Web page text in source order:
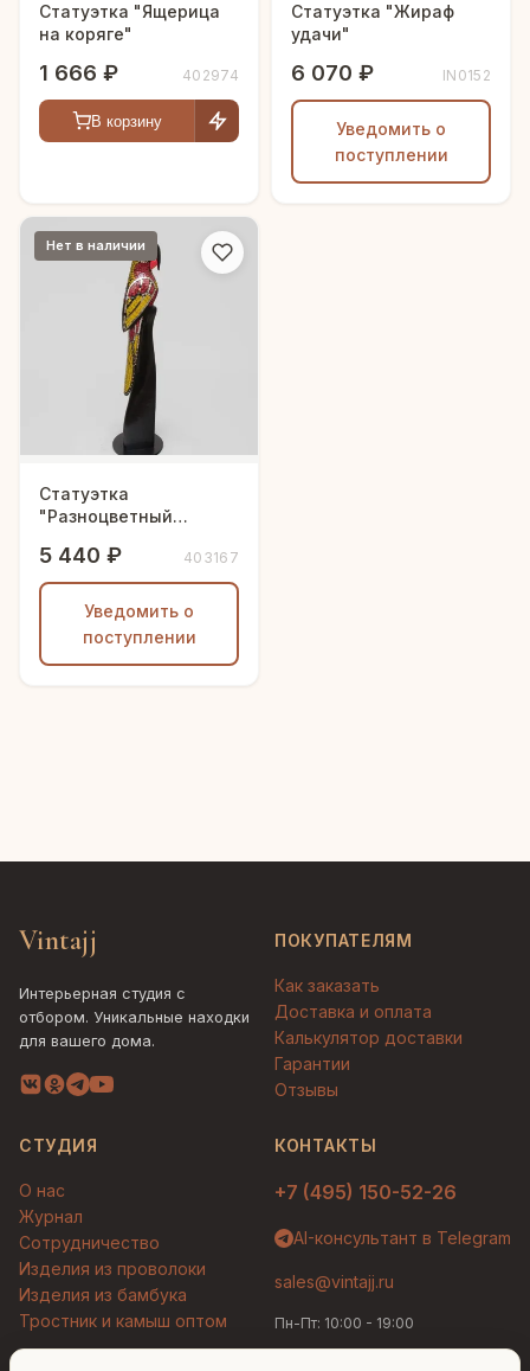
Статуэтка "Ящерица
на коряге"
1 666 ₽ 402974
В корзину
Статуэтка "Жираф
удачи"
6 070 ₽ IN0152
Уведомить о
поступлении
Нет в наличии
Статуэтка
"Разноцветный
5 440 ₽ 403167
Уведомить о
поступлении
Vintajj
Интерьерная студия с
отбором. Уникальные находки
для вашего дома.
ПОКУПАТЕЛЯМ
Как заказать
Доставка и оплата
Калькулятор доставки
Гарантии
Отзывы
СТУДИЯ
О нас
Журнал
Сотрудничество
Изделия из проволоки
Изделия из бамбука
Тростник и камыш оптом
КОНТАКТЫ
+7 (495) 150-52-26
AI-консультант в Telegram
sales@vintajj.ru
Пн-Пт: 10:00 - 19:00
Людмила